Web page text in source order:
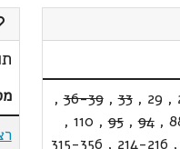
,
29
,
33
,
36-39
,
,
94
,
95
,
110
,
,
214-216
,
315-356